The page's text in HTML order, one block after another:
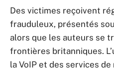
Des victimes reçoivent
frauduleux, présentés
alors que les auteurs se
frontières britanniques.
la VoIP et des services